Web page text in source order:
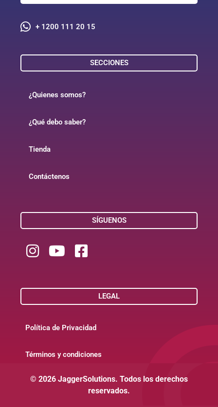
+ 1200 111 20 15
SECCIONES
¿Quienes somos?
¿Qué debo saber?
Tienda
Contáctenos
SÍGUENOS
LEGAL
Política de Privacidad
Términos y condiciones
© 2026 JaggerSolutions. Todos los derechos
reservados.